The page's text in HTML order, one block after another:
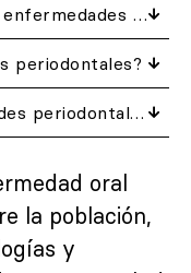
¿Cuáles son los síntomas de las enfermedades periodontales?
periodontales?
¿Cómo se tratan las enfermedades periodontales?
oral
la población,
y